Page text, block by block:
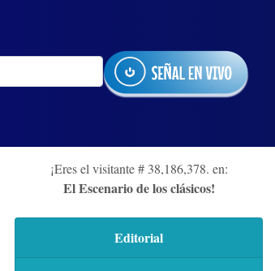
¡Eres el visitante # 38,186,378. en:
El Escenario de los clásicos!
Editorial